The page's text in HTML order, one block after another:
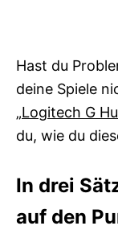
Hast du
deine Spiele
„Logitech G
du, wie du
In drei
auf den